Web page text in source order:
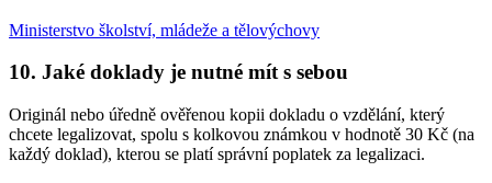
Ministerstvo školství, mládeže a tělovýchovy
10. Jaké doklady je nutné mít s sebou
Originál nebo úředně ověřenou kopii dokladu o vzdělání, který
chcete legalizovat, spolu s kolkovou známkou v hodnotě 30 Kč (na
každý doklad), kterou se platí správní poplatek za legalizaci.